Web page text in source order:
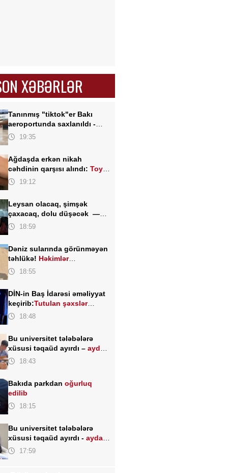
XƏBƏRLƏR
Tanınmış "tiktok"er Bakı
aeroportunda saxlanıldı -
FOTO19:35
Ağdaşda erkən nikah
cəhdinin qarşısı alındı:Toy
TƏXİRƏ SALINDI
19:12
Leysan olacaq, şimşək
çaxacaq, dolu düşəcək —
ƏHALİYƏ XƏBƏRDARLIQ
18:59
Dəniz sularında görünməyən
təhlükə! Həkimlər
XƏBƏRDARLIQ edir
18:55
DİN-in Baş İdarəsi əməliyyat
keçirib:Tutulan şəxslər
kimlərdir?
18:48
Bu universitet tələbələrə
xüsusi təqaüd ayırdı – ayda
200 AZN
18:43
Bakıda parkdan oğurluq
edilib
18:15
Bu universitet tələbələrə
xüsusi təqaüd ayırdı - ayda
200 AZN
17:59